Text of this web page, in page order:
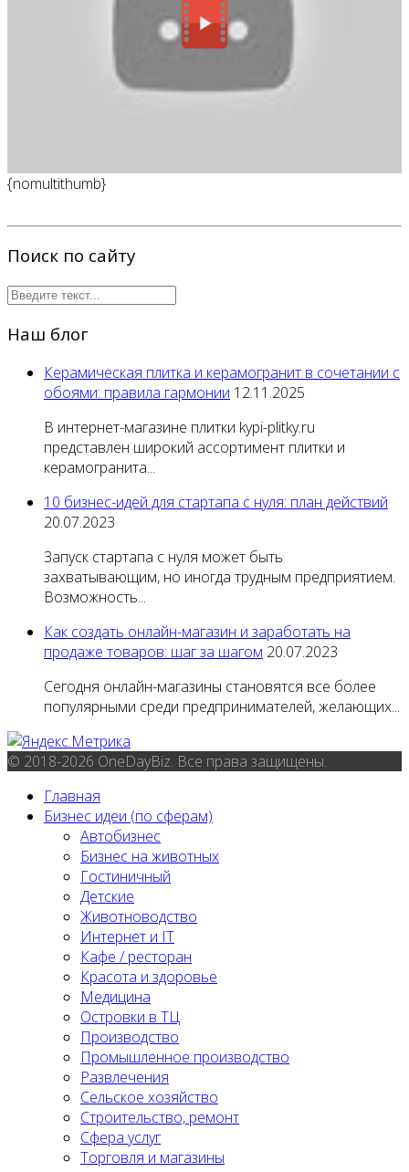
{nomultithumb}
Поиск по сайту
Наш блог
Керамическая плитка и керамогранит в сочетании с
обоями: правила гармонии 12.11.2025
В интернет-магазине плитки kypi-plitky.ru
представлен широкий ассортимент плитки и
керамогранита...
10 бизнес-идей для стартапа с нуля: план действий
20.07.2023
Запуск стартапа с нуля может быть
захватывающим, но иногда трудным предприятием.
Возможность...
Как создать онлайн-магазин и заработать на
продаже товаров: шаг за шагом 20.07.2023
Сегодня онлайн-магазины становятся все более
популярными среди предпринимателей, желающих...
© 2018-2026 OneDayBiz. Все права защищены.
Главная
Бизнес идеи (по сферам)
Автобизнес
Бизнес на животных
Гостиничный
Детские
Животноводство
Интернет и IT
Кафе / ресторан
Красота и здоровье
Медицина
Островки в ТЦ
Производство
Промышленное производство
Развлечения
Сельское хозяйство
Строительство, ремонт
Сфера услуг
Торговля и магазины